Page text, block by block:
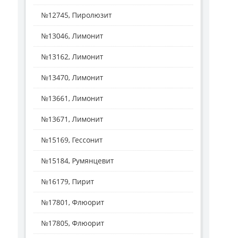
№12745, Пиролюзит
№13046, Лимонит
№13162, Лимонит
№13470, Лимонит
№13661, Лимонит
№13671, Лимонит
№15169, Гессонит
№15184, Румянцевит
№16179, Пирит
№17801, Флюорит
№17805, Флюорит